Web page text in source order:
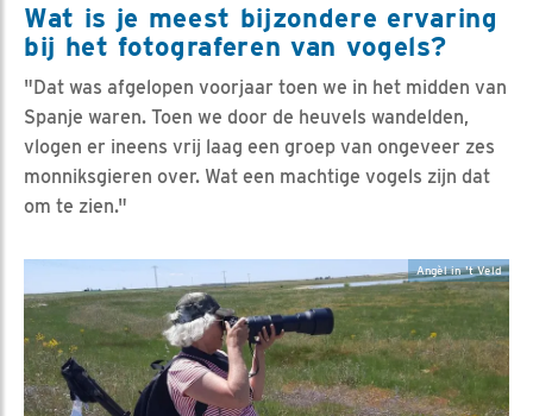
Wat is je meest bijzondere ervaring
bij het fotograferen van vogels?
"Dat was afgelopen voorjaar toen we in het midden van
Spanje waren. Toen we door de heuvels wandelden,
vlogen er ineens vrij laag een groep van ongeveer zes
monniksgieren over. Wat een machtige vogels zijn dat
om te zien."
Angèl in 't Veld